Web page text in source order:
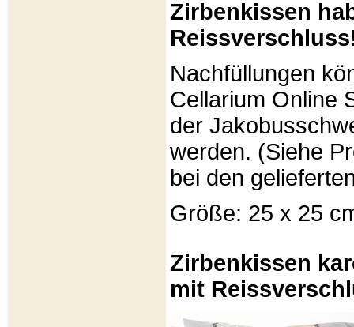
Zirbenkissen
Nachfüllungen
Cellarium Online
der
werden. (Siehe
bei den
Größe: 25 x 25
Zirbenkissen
mit